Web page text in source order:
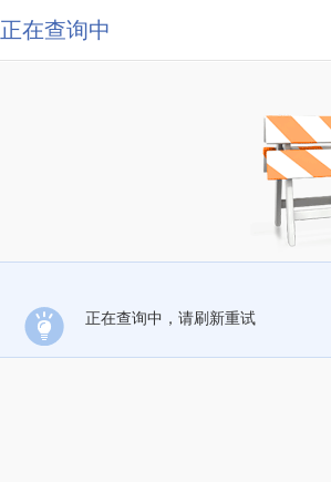
正在查询中
正在查询中，请刷新重试